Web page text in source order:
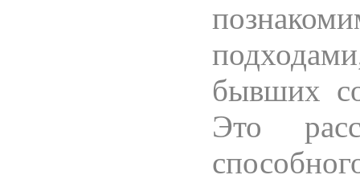
бывших
Это